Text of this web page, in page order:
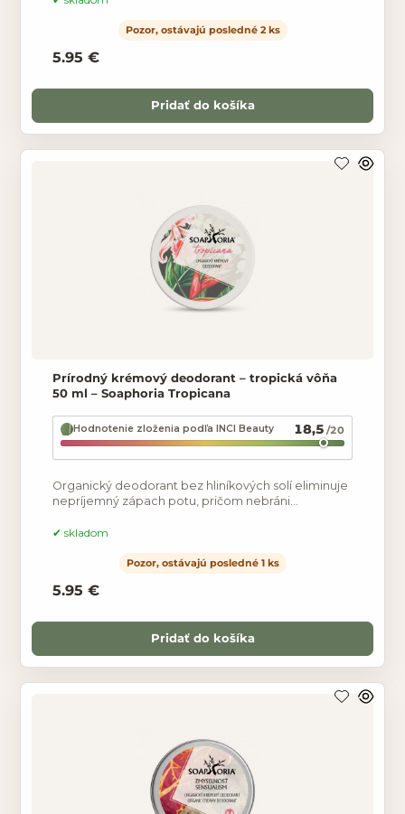
Pozor, ostávajú posledné 2 ks
5.95 €
Pridať do košíka
Prírodný krémový deodorant – tropická vôňa
50 ml – Soaphoria Tropicana
Hodnotenie zloženia podľa INCI Beauty 18,5 /20
Organický deodorant bez hliníkových solí eliminuje
nepríjemný zápach potu, pričom nebráni
Nezabraňuje
skladom
Pozor, ostávajú posledné 1 ks
5.95 €
Pridať do košíka